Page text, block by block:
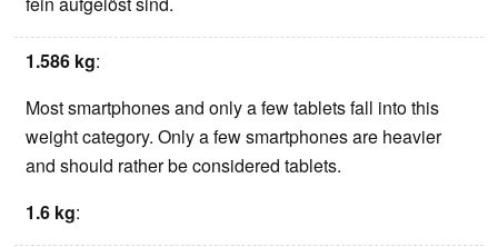
1.586 kg:
Most smartphones and only a few tablets fall into this
weight category. Only a few smartphones are heavier
and should rather be considered tablets.
1.6 kg: